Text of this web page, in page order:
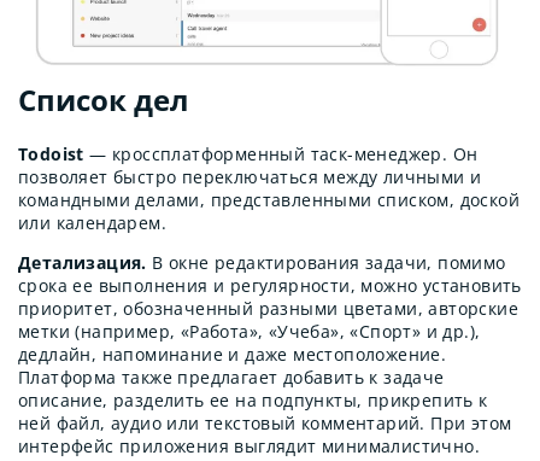
Список дел
Todoist— кроссплатформенный таск-менеджер. Он
позволяет быстро переключаться между личными и
командными делами, представленными списком, доской
или календарем.
Детализация. В окне редактирования задачи, помимо
срока ее выполнения и регулярности, можно установить
приоритет, обозначенный разными цветами, авторские
метки (например, «Работа», «Учеба», «Спорт» и др.),
дедлайн, напоминание и даже местоположение.
Платформа также предлагает добавить к задаче
описание, разделить ее на подпункты, прикрепить к
ней файл, аудио или текстовый комментарий. При этом
интерфейс приложения выглядит минималистично.